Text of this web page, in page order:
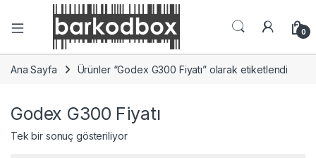
0
Ana Sayfa Ürünler “Godex G300 Fiyatı” olarak etiketlendi
Godex G300 Fiyatı
Tek bir sonuç gösteriliyor